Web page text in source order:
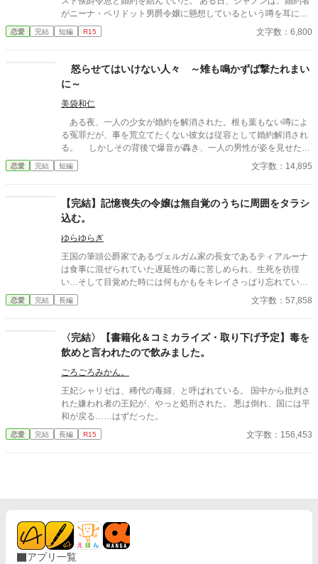
境伯と不貞を働いている」という、さらに悪質な濡れ衣だった―
がニーナ・ペリドット男爵令嬢に懸想しているという噂を耳にす
る。 シャノンは断罪を回避するため、リュカとの婚約を円満に解
消しようとするが――。 ※ エブリスタに習作として掲載したもの
恋愛 完結 短編 R15 文字数：6,800
怒らせてはいけない人々 ～雉も鳴かずば撃たれまい
に～
美袋和仁
ある夜、一人の少女が婚約を解消された。根も葉もない噂によ
る冤罪だが、事を荒立てたくない彼女は従容として婚約解消され
る。 しかしその背後で爆音が轟き、一人の男性が姿を見せた。
彼は少女の父親。 怒らせてはならない人々に繋がる少女の婚約
解消が、思わぬ展開を導きだす。 なんとなくの一気書き。御笑
恋愛 完結 短編 文字数：14,895
【完結】記憶喪失の令嬢は無自覚のうちに周囲をタラシ
込む。
ゆらゆらぎ
王国の筆頭公爵家であるヴェルガム家の長女であるティアルーナ
は食事に混ぜられていた遅延性の毒に苦しめられ、生死を彷徨
い…そして目覚めた時には何もかもをキレイさっぱり忘れてい
た。 毒によって記憶を失った令嬢が使用人や両親、婚約者や兄を
無自覚のうちにタラシ込むお話です。
恋愛 完結 長編 文字数：57,858
〈完結〉【書籍化＆コミカライズ・取り下げ予定】毒を
飲めと言われたので飲みました。
ごろごろみかん。
王妃シャリゼは、稀代の毒婦、と呼ばれている。 国中から批判さ
れた嫌われ者の王妃が、やっと処刑された。 悪は倒れ、国には平
和が戻る……はずだった。
恋愛 完結 長編 R15 文字数：156,453
アプリ一覧